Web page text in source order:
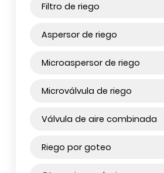
Caja de válvulas de
Articulación